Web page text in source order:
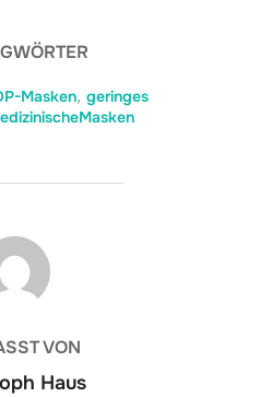
Masken, geringes
VON
Haus